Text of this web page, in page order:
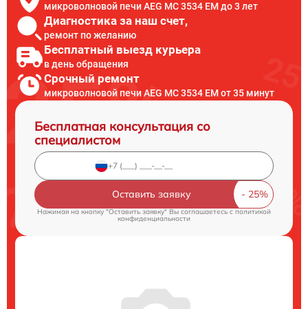
микроволновой печи AEG MC 3534 EM до 3 лет
Диагностика за наш счет,
ремонт по желанию
Бесплатный выезд курьера
в день обращения
Срочный ремонт
микроволновой печи AEG MC 3534 EM от 35 минут
Бесплатная консультация со
специалистом
Оставить заявку
Нажимая на кнопку "Оставить заявку" Вы соглашаетесь cполитикой
конфиденциальности